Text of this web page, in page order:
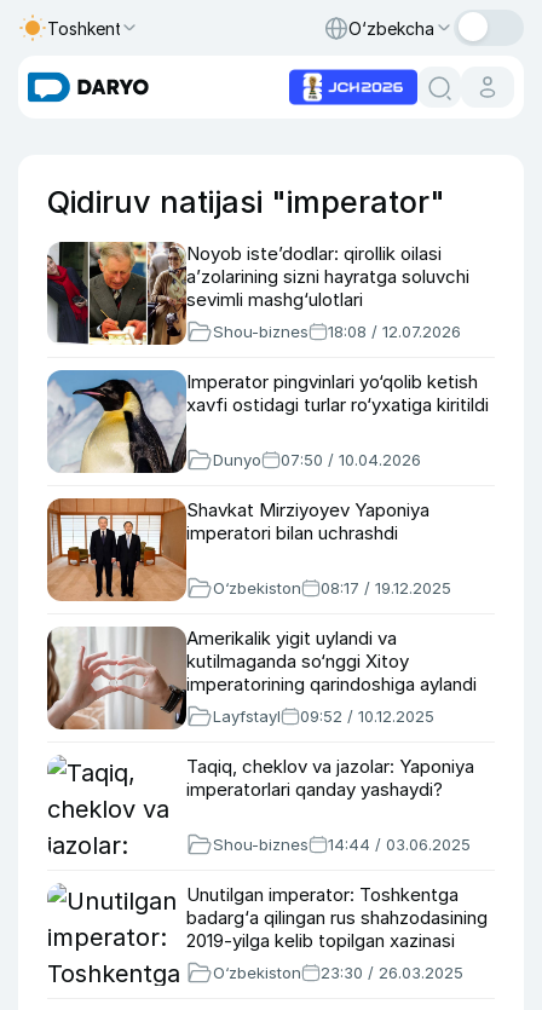
Toshkent O‘zbekcha
Qidiruv natijasi "imperator"
Noyob iste’dodlar: qirollik oilasi
a’zolarining sizni hayratga soluvchi
sevimli mashg‘ulotlari
Shou-biznes 18:08 / 12.07.2026
Imperator pingvinlari yo‘qolib ketish
xavfi ostidagi turlar ro‘yxatiga kiritildi
Dunyo 07:50 / 10.04.2026
Shavkat Mirziyoyev Yaponiya
imperatori bilan uchrashdi
O‘zbekiston 08:17 / 19.12.2025
Amerikalik yigit uylandi va
kutilmaganda so‘nggi Xitoy
imperatorining qarindoshiga aylandi
Layfstayl 09:52 / 10.12.2025
Taqiq, cheklov va jazolar: Yaponiya
imperatorlari qanday yashaydi?
Shou-biznes 14:44 / 03.06.2025
Unutilgan imperator: Toshkentga
badarg‘a qilingan rus shahzodasining
2019-yilga kelib topilgan xazinasi
O‘zbekiston 23:30 / 26.03.2025